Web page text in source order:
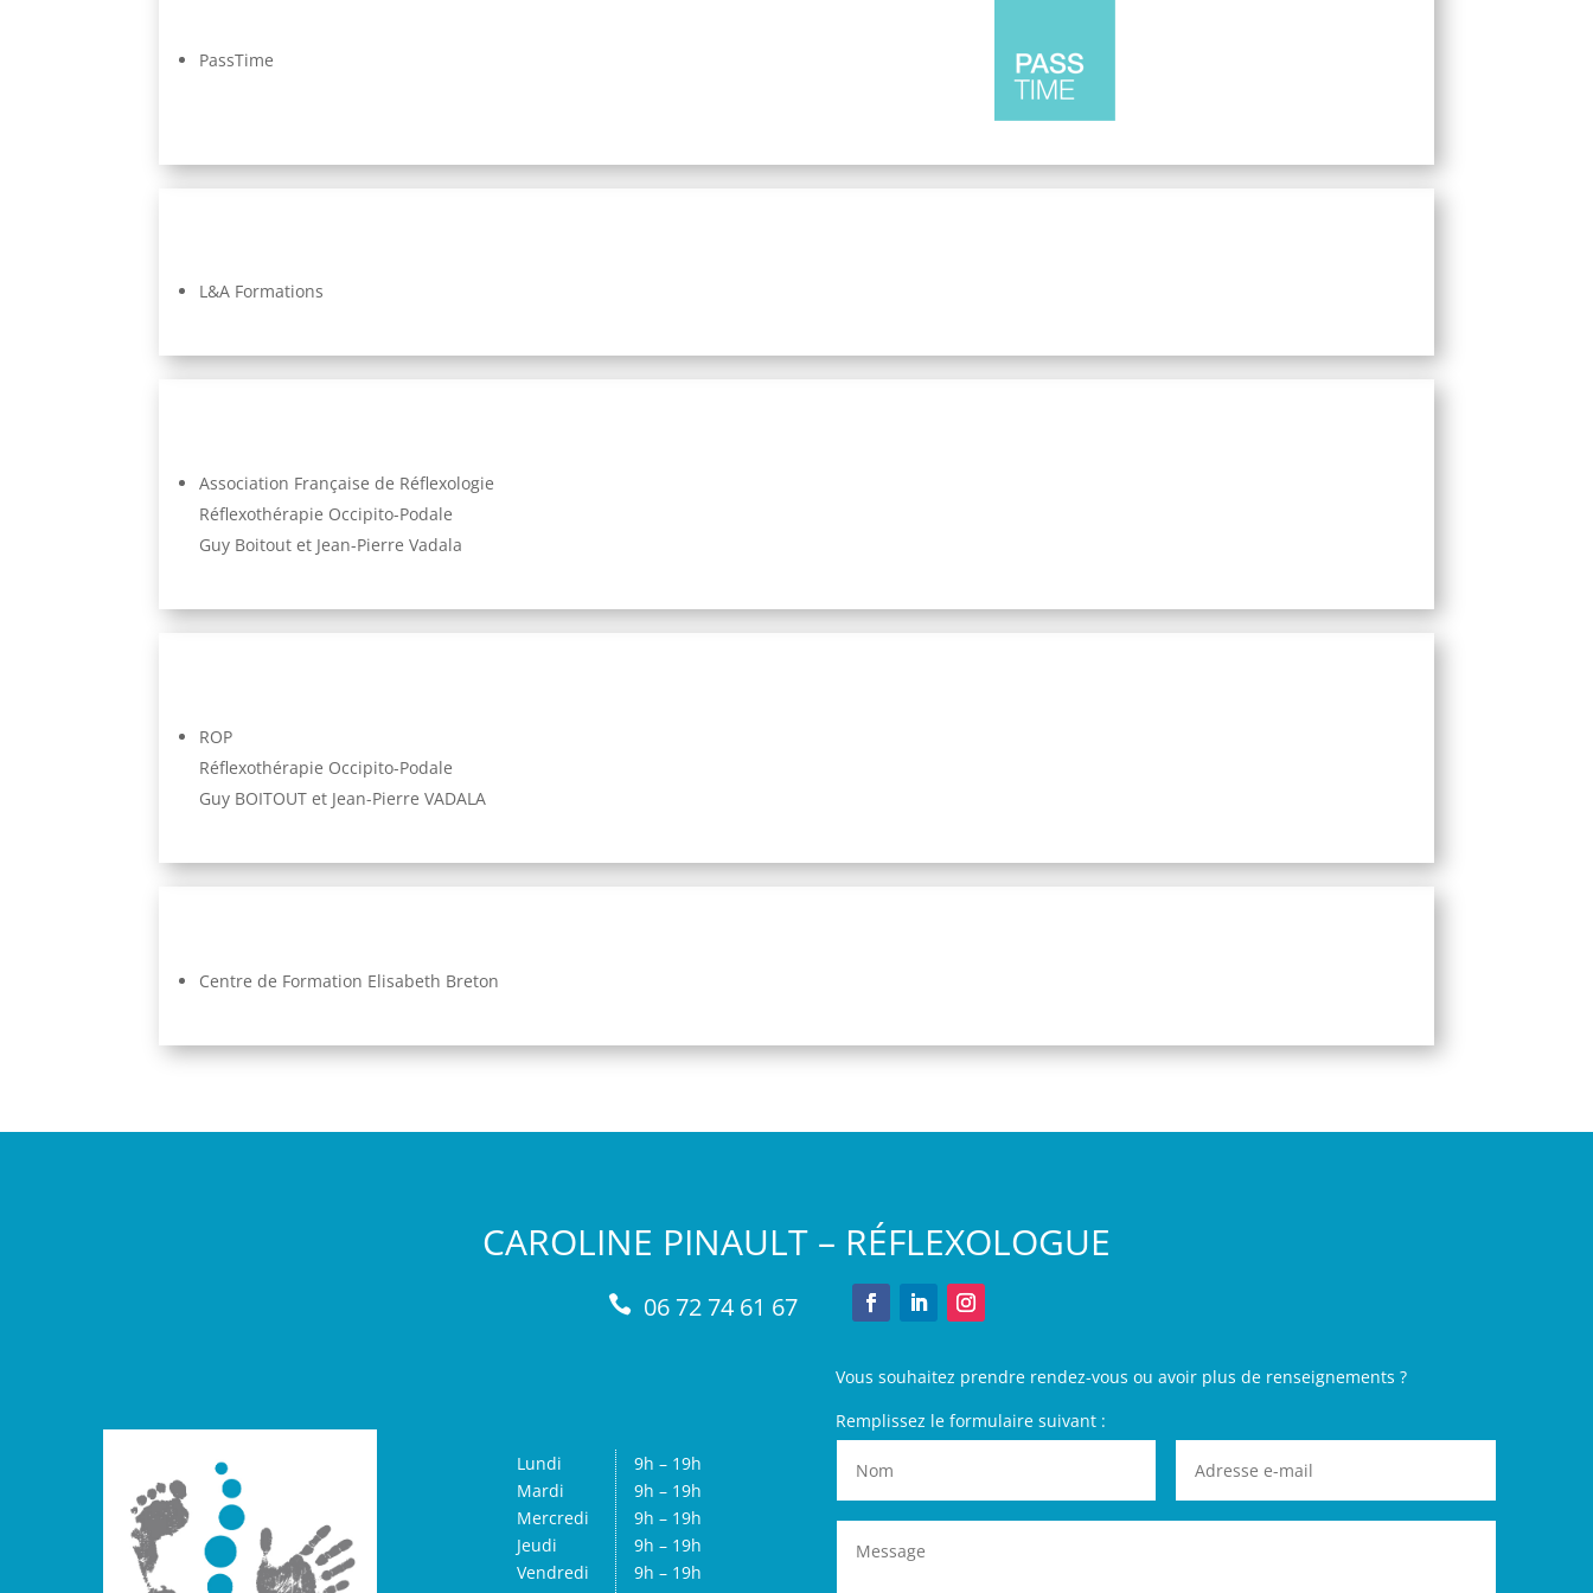
PassTime
L&A Formations
Association Française de Réflexologie
Réflexothérapie Occipito-Podale
Guy Boitout et Jean-Pierre Vadala
ROP
Réflexothérapie Occipito-Podale
Guy BOITOUT et Jean-Pierre VADALA
Centre de Formation Elisabeth Breton
CAROLINE PINAULT – RÉFLEXOLOGUE
 06 72 74 61 67
Lundi
Mardi
Mercredi
Jeudi
Vendredi
9h – 19h
9h – 19h
9h – 19h
9h – 19h
9h – 19h
Vous souhaitez prendre rendez-vous ou avoir plus de renseignements ?
Remplissez le formulaire suivant :